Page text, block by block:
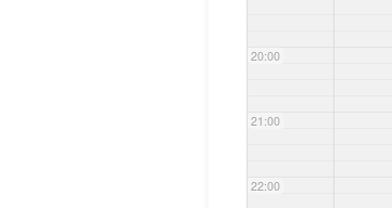
20:00
21:00
22:00